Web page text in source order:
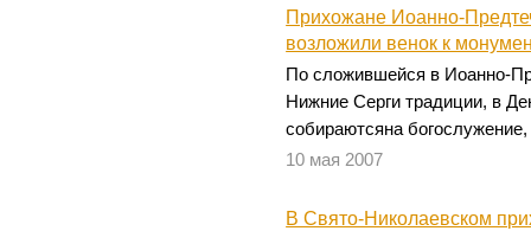
Прихожане Иоанно-
возложили венок к
По сложившейся в Иоанно-
Нижние Серги традиции, в
собираютсяна
10 мая 2007
В Свято-Николаевском